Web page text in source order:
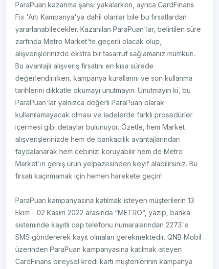
ParaPuan kazanma şansı yakalarken, ayrıca CardFinans
Fix 'Artı Kampanya'ya dahil olanlar bile bu fırsatlardan
yararlanabilecekler. Kazanılan ParaPuan'lar, belirtilen süre
zarfında Metro Market'te geçerli olacak olup,
alışverişlerinizde ekstra bir tasarruf sağlamanız mümkün.
Bu avantajlı alışveriş fırsatını en kısa sürede
değerlendirirken, kampanya kurallarını ve son kullanma
tarihlerini dikkatle okumayı unutmayın. Unutmayın ki, bu
ParaPuan'lar yalnızca değerli ParaPuan olarak
kullanılamayacak olması ve iadelerde farklı prosedürler
içermesi gibi detaylar bulunuyor. Özetle, hem Market
alışverişlerinizde hem de bankacılık avantajlarından
faydalanarak hem cebinizi koruyabilir hem de Metro
Market'in geniş ürün yelpazesinden keyif alabilirsiniz. Bu
fırsatı kaçırmamak için hemen harekete geçin!
ParaPuan kampanyasına katılmak isteyen müşterilerin 13
Ekim - 02 Kasım 2022 arasında “METRO”, yazıp, banka
sisteminde kayıtlı cep telefonu numaralarından 2273'e
SMS göndererek kayıt olmaları gerekmektedir. QNB Mobil
üzerinden ParaPuan kampanyasına katılmak isteyen
CardFinans bireysel kredi kartı müşterilerinin kampanya